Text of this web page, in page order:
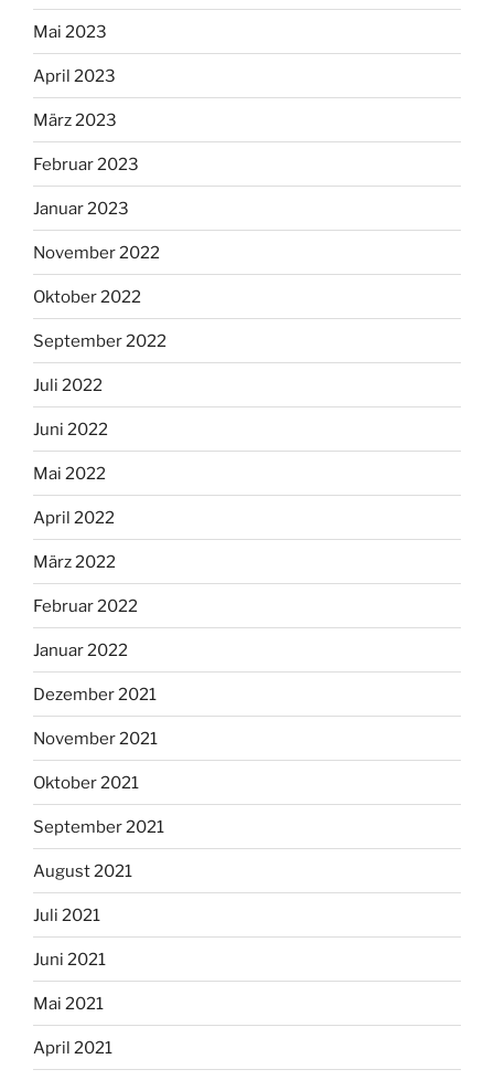
Mai 2023
April 2023
März 2023
Februar 2023
Januar 2023
November 2022
Oktober 2022
September 2022
Juli 2022
Juni 2022
Mai 2022
April 2022
März 2022
Februar 2022
Januar 2022
Dezember 2021
November 2021
Oktober 2021
September 2021
August 2021
Juli 2021
Juni 2021
Mai 2021
April 2021